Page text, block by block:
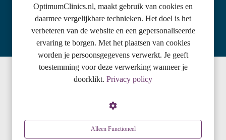
Utrechtseweg 159-C
6862 AH Oosterbeek
085-1302796
© 2020 Optimum Clinics
OptimumClinics.nl, maakt gebruik van cookies en
daarmee vergelijkbare technieken. Het doel is het
verbeteren van de website en een gepersonaliseerde
ervaring te borgen. Met het plaatsen van cookies
worden je persoonsgegevens verwerkt. Je geeft
toestemming voor deze verwerking wanneer je
doorklikt. Privacy policy
Alleen Functioneel